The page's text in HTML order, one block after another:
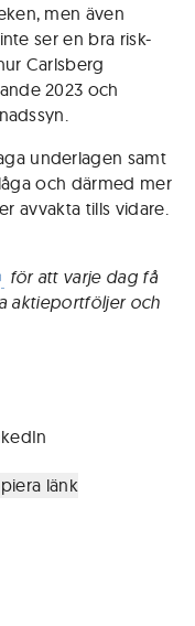
men även
ser en bra risk-
Carlsberg
2023 och
underlagen samt
och därmed mer
avvakta tills vidare.
för att varje dag få
aktieportföljer och
länk